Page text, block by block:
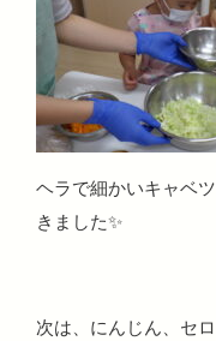
ヘラで細かいキャベ
きました✨
次は、にんじん、セ